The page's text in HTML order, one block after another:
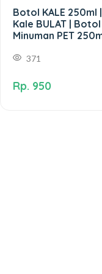
Botol KALE 250ml
Kale BULAT | Botol
Minuman PET
371
Rp. 950